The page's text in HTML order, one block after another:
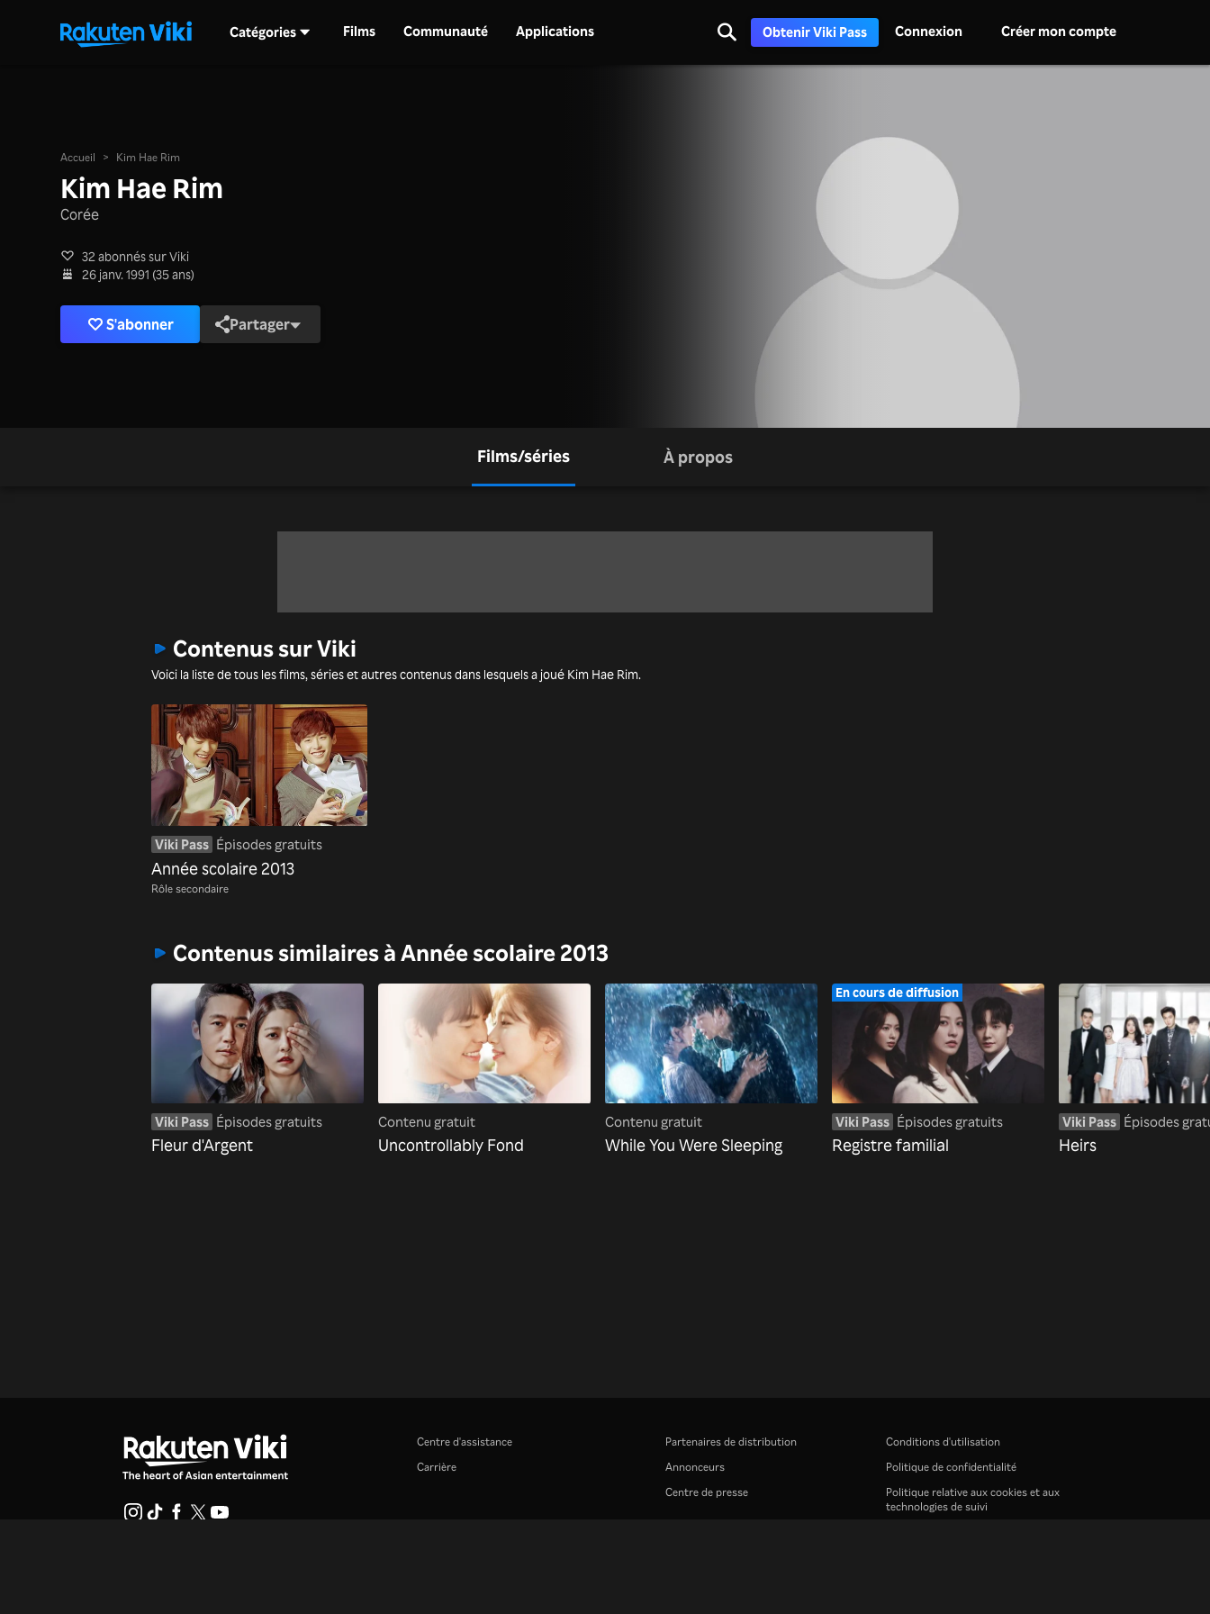
Catégories Films Communauté Applications Obtenir Viki Pass Connexion Créer mon compte
Accueil > Kim Hae Rim
Kim Hae Rim
Corée
32 abonnés sur Viki
26 janv. 1991 (35 ans)
S'abonner Partager
Films/séries À propos
Contenus sur Viki
Voici la liste de tous les films, séries et autres contenus dans lesquels a joué Kim Hae Rim.
Viki Pass Épisodes gratuits
Année scolaire 2013
Rôle secondaire
Contenus similaires à Année scolaire 2013
Viki Pass Épisodes gratuits
Fleur d'Argent
Contenu gratuit
Uncontrollably Fond
Contenu gratuit
While You Were Sleeping
En cours de diffusion
Viki Pass Épisodes gratuits
Registre familial
Viki Pass Épisodes
Heirs
Centre d'assistance
Carrière
Partenaires de distribution
Annonceurs
Centre de presse
Conditions d'utilisation
Politique de confidentialité
Politique relative aux cookies et aux
technologies de suivi